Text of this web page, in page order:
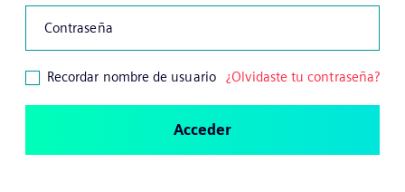
Recordar nombre de usuario ¿Olvidaste tu contraseña?
Acceder